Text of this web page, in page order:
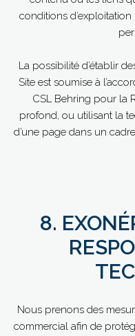
conditions
La possibilité d’établir
Site est soumise à
CSL Behring pour la
profond, ou utilisant la
d’une page dans un
8.
Nous prenons des
commercial afin de